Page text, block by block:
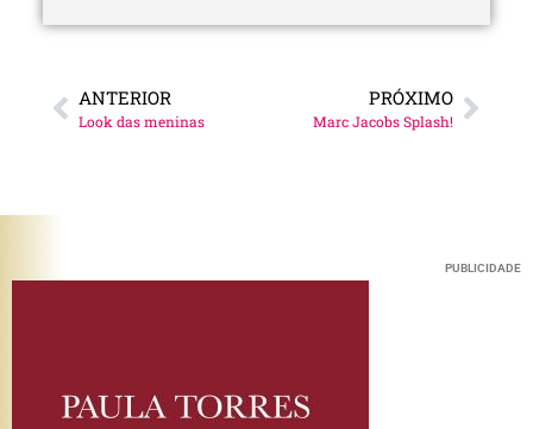
ANTERIOR
Look das meninas
PRÓXIMO
Marc Jacobs Splash!
PUBLICIDADE